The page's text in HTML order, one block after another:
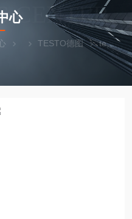
CENTER
心
TESTO德图 testo560i德国精品testo德图 智能秤和智能阀门